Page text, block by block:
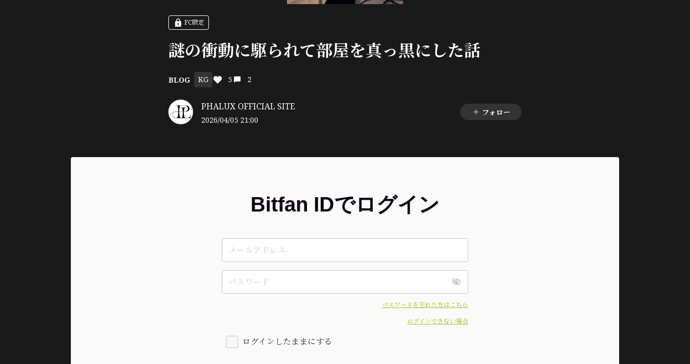
FC限定
謎の衝動に駆られて部屋を真っ黒にした話
BLOG KG 5 2
PHALUX OFFICIAL SITE
2026/04/05 21:00
フォロー
Bitfan IDでログイン
パスワードを忘れた方はこちら
ログインできない場合
ログインしたままにする